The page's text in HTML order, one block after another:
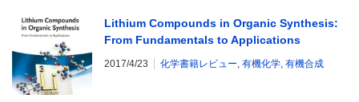
Lithium Compounds in Organic Synthesis:
From Fundamentals to Applications
2017/4/23 化学書籍レビュー, 有機化学, 有機合成